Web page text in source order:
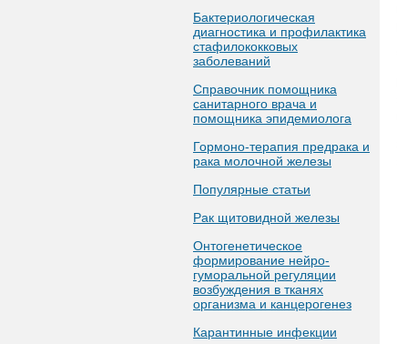
Бактериологическая
диагностика и профилактика
стафилококковых
заболеваний
Справочник помощника
санитарного врача и
помощника эпидемиолога
Гормоно-терапия предрака и
рака молочной железы
Популярные статьи
Рак щитовидной железы
Онтогенетическое
формирование нейро-
гуморальной регуляции
возбуждения в тканях
организма и канцерогенез
Карантинные инфекции